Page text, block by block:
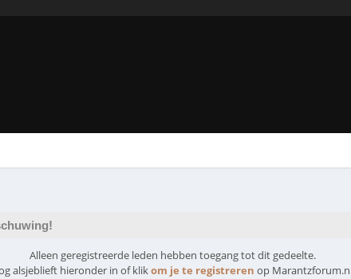
Alleen geregistreerde leden hebben toegang tot dit gedeelte.
alsjeblieft hieronder in of klikom je te registreren op